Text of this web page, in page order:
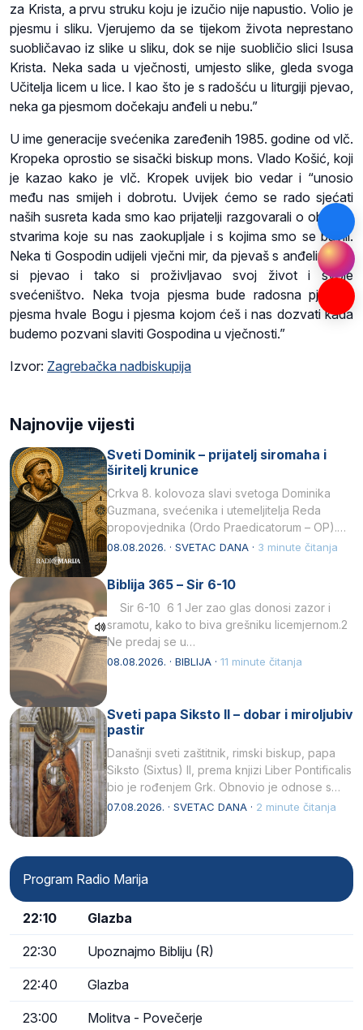
za Krista, a prvu struku koju je izučio nije napustio. Volio je
pjesmu i sliku. Vjerujemo da se tijekom života neprestano
suobličavao iz slike u sliku, dok se nije suobličio slici Isusa
Krista. Neka sada u vječnosti, umjesto slike, gleda svoga
Učitelja licem u lice. I kao što je s radošću u liturgiji pjevao,
neka ga pjesmom dočekaju anđeli u nebu.”
U ime generacije svećenika zaređenih 1985. godine od vlč.
Kropeka oprostio se sisački biskup mons. Vlado Košić, koji
je kazao kako je vlč. Kropek uvijek bio vedar i “unosio
među nas smijeh i dobrotu. Uvijek ćemo se rado sjećati
naših susreta kada smo kao prijatelji razgovarali o običnim
stvarima koje su nas zaokupljale i s kojima smo se bavili.
Neka ti Gospodin udijeli vječni mir, da pjevaš s anđelima jer
si pjevao i tako si proživljavao svoj život i svoje
svećeništvo. Neka tvoja pjesma bude radosna pjesma,
pjesma hvale Bogu i pjesma kojom ćeš i nas dozvati kada
budemo pozvani slaviti Gospodina u vječnosti.”
Izvor: Zagrebačka nadbiskupija
Najnovije vijesti
Sveti Dominik – prijatelj siromaha i
širitelj krunice
Crkva 8. kolovoza slavi svetoga Dominika
Guzmana, svećenika i utemeljitelja Reda
propovjednika (Ordo Praedicatorum – OP).
Svojim životom, dubokom ljubavlju prema
08.08.2026. · SVETAC DANA · 3 minute čitanja
Biblija 365 – Sir 6-10
Sir 6-10 6 1 Jer zao glas donosi zazor i
sramotu, kako to biva grešniku licemjernom.2
Ne predaj se u…
08.08.2026. · BIBLIJA · 11 minute čitanja
Sveti papa Siksto II – dobar i miroljubiv
pastir
Današnji sveti zaštitnik, rimski biskup, papa
Siksto (Sixtus) II, prema knjizi Liber Pontificalis
bio je rođenjem Grk. Obnovio je odnose s
afričkim…
07.08.2026. · SVETAC DANA · 2 minute čitanja
Program Radio Marija
22:10 Glazba
22:30 Upoznajmo Bibliju (R)
22:40 Glazba
23:00 Molitva - Povečerje